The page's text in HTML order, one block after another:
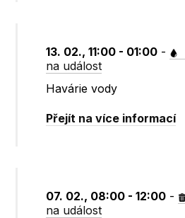
13. 02., 11:00 - 01:00 -
na událost
Havárie vody
Přejít na více informací
07. 02., 08:00 - 12:00 -
na událost